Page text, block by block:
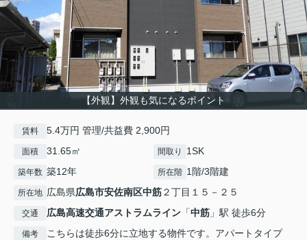
【外観】外観も気になるポイント
賃料 5.4万円 管理/共益費 2,900円
面積 31.65㎡ 間取り 1SK
築年数 築12年 所在階 1階/3階建
所在地 広島県広島市安佐南区中筋２丁目１５－２５
交通 広島高速交通アストラムライン 「中筋 」駅 徒歩6分
備考
こちらは徒歩6分に立地する物件です。アパートタイプ